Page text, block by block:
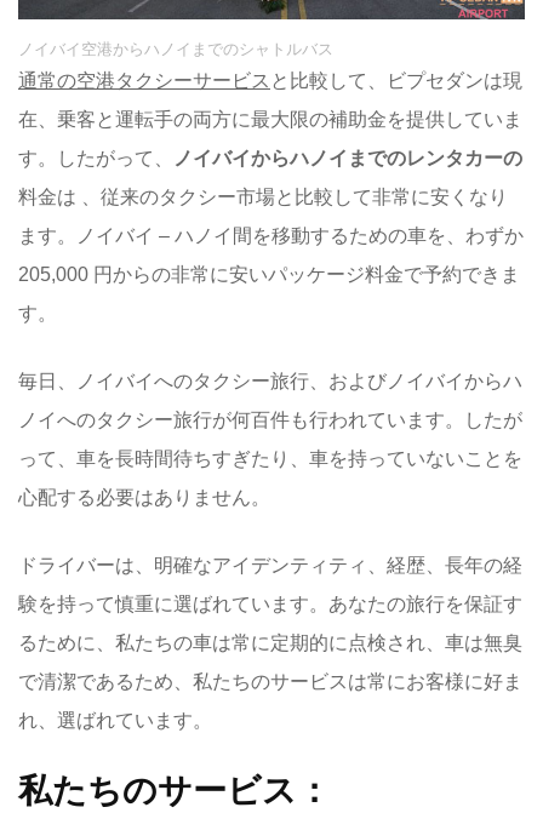
ノイバイ空港からハノイまでのシャトルバス
通常の空港タクシーサービス と比較して、ビプセダンは現
在、乗客と運転手の両方に最大限の補助金を提供していま
す。したがって、
ノイバイからハノイまでのレンタカーの
料金は 、従来のタクシー市場と比較して非常に安くなり
ます。ノイバイ – ハノイ間を移動するための車を、わずか
205,000 円からの非常に安いパッケージ料金で予約できま
す。
毎日、ノイバイへのタクシー旅行、およびノイバイからハ
ノイへのタクシー旅行が何百件も行われています。したが
って、車を長時間待ちすぎたり、車を持っていないことを
心配する必要はありません。
ドライバーは、明確なアイデンティティ、経歴、長年の経
験を持って慎重に選ばれています。あなたの旅行を保証す
るために、私たちの車は常に定期的に点検され、車は無臭
で清潔であるため、私たちのサービスは常にお客様に好ま
れ、選ばれています。
私たちのサービス：